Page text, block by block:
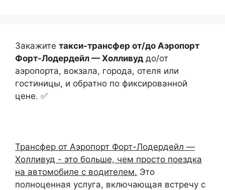
Закажите такси-трансфер от/до Аэропорт
Форт-Лодердейл — Холливуд до/от
аэропорта, вокзала, города, отеля или
гостиницы, и обратно по фиксированной
цене. ✅
Трансфер от Аэропорт Форт-Лодердейл —
Холливуд - это больше, чем просто поездка
на автомобиле с водителем. Это
полноценная услуга, включающая встречу с